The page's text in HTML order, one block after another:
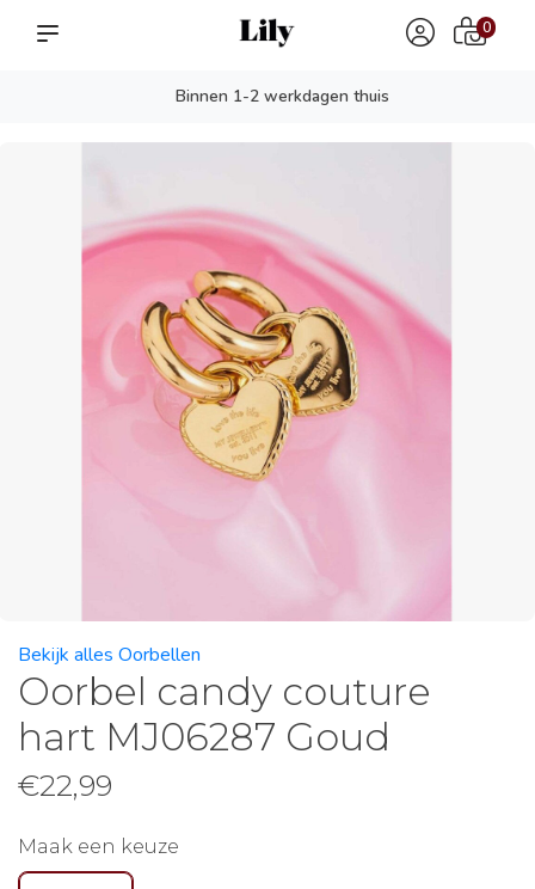
Binnen 1-2 werkdagen thuis
0
Bekijk alles Oorbellen
Oorbel candy couture
hart MJ06287 Goud
€22,99
Maak een keuze